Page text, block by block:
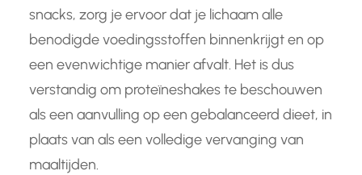
snacks, zorg je ervoor dat je lichaam alle
benodigde voedingsstoffen binnenkrijgt en op
een evenwichtige manier afvalt. Het is dus
verstandig om proteïneshakes te beschouwen
als een aanvulling op een gebalanceerd dieet, in
plaats van als een volledige vervanging van
maaltijden.